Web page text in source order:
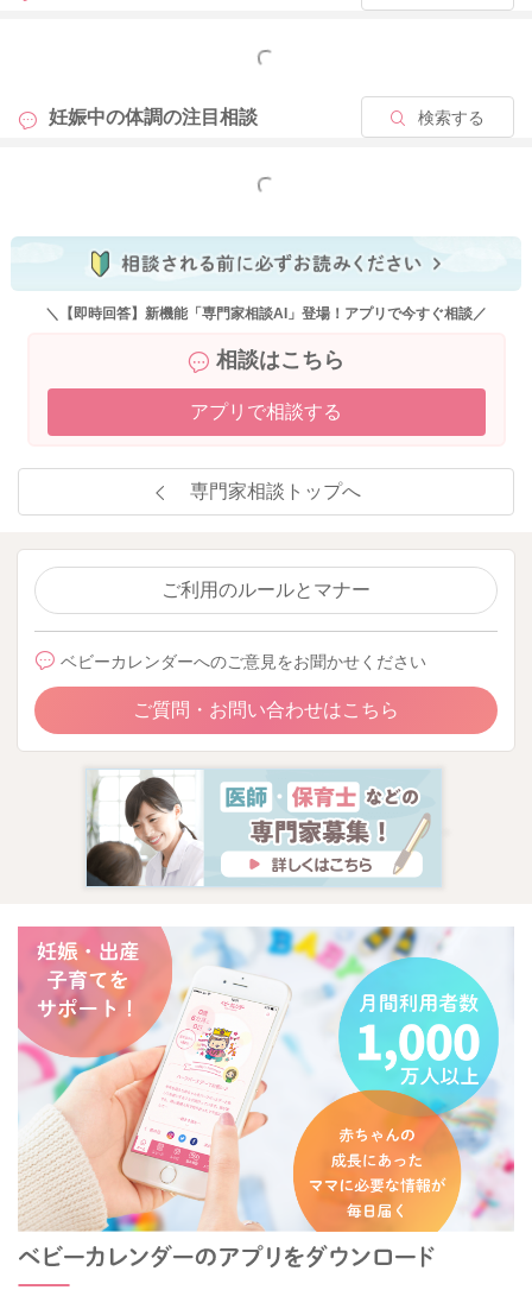
もっと見る
妊娠中の体調の注目相談 検索する
もっと見る
＼【即時回答】新機能「専門家相談AI」登場！アプリで今すぐ相談／
相談はこちら
アプリで相談する
専門家相談トップへ
ご利用のルールとマナー
ベビーカレンダーへのご意見をお聞かせください
ご質問・お問い合わせはこちら